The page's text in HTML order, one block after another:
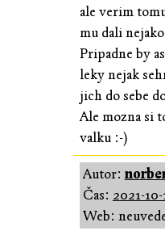
ale verim
mu dali
Pripadne by
leky nejak
jich do sebe
Ale mozna si
valku :-)
Autor:
Čas: 2021-
Web: